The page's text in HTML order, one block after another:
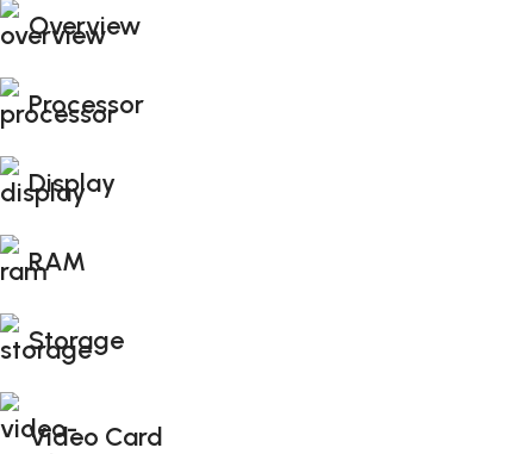
Overview
Processor
Display
RAM
Storage
Video Card